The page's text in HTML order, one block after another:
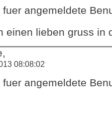
angemeldete
einen lieben gruss in
08:08:02
angemeldete